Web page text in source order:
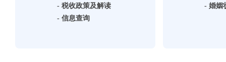
- 税收政策及解读
- 信息查询